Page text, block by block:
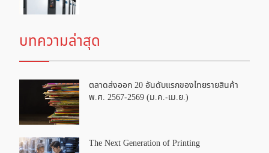
บทความล่าสุด
ตลาดส่งออก 20 อันดับแรกของไทยรายสินค้า
พ.ศ. 2567-2569 (ม.ค.-เม.ย.)
The Next Generation of Printing